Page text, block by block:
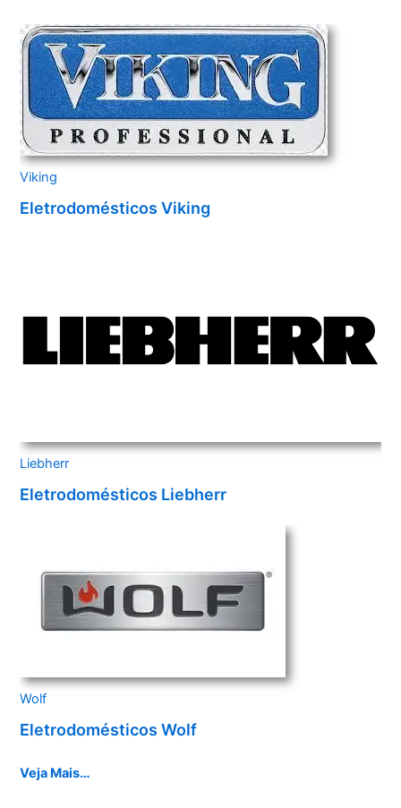
Viking
Eletrodomésticos Viking
Liebherr
Eletrodomésticos Liebherr
Wolf
Eletrodomésticos Wolf
Veja Mais…